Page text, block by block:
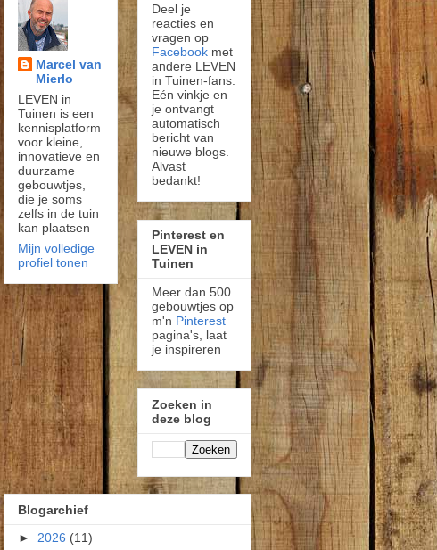
Marcel van
Mierlo
LEVEN in
Tuinen is een
kennisplatform
voor kleine,
innovatieve en
duurzame
gebouwtjes,
die je soms
zelfs in de tuin
kan plaatsen
Mijn volledige
profiel tonen
Deel je
reacties en
vragen op
Facebook met
andere LEVEN
in Tuinen-fans.
Eén vinkje en
je ontvangt
automatisch
bericht van
nieuwe blogs.
Alvast
bedankt!
Pinterest en
LEVEN in
Tuinen
Meer dan 500
gebouwtjes op
m'n Pinterest
pagina's, laat
je inspireren
Zoeken in
deze blog
Blogarchief
► 2026 (11)